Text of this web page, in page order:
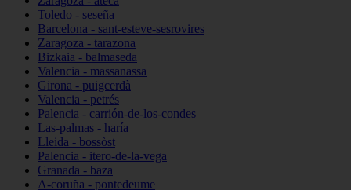
Toledo - seseña
Barcelona - sant-esteve-sesrovires
Zaragoza - tarazona
Bizkaia - balmaseda
Valencia - massanassa
Girona - puigcerdà
Valencia - petrés
Palencia - carrión-de-los-condes
Las-palmas - haría
Lleida - bossòst
Palencia - itero-de-la-vega
Granada - baza
A-coruña - pontedeume